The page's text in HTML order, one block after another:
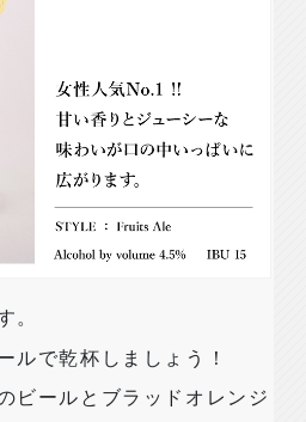
。
ルで乾杯しましょう！
ビールとブラッドオレンジ